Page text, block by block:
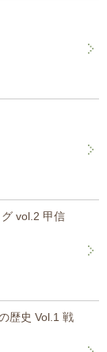
vol.2 甲信
歴史 Vol.1 戦